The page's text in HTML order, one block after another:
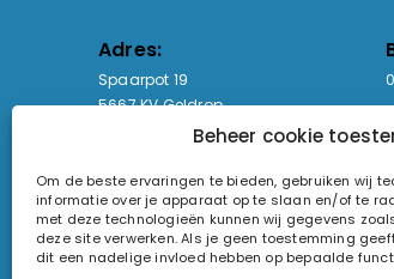
Beheer cookie
Om de beste ervaringen te bieden, gebruiken wij
informatie over je apparaat op te slaan en/of te
met deze technologieën kunnen wij gegevens
deze site verwerken. Als je geen toestemming
dit een nadelige invloed hebben op bepaalde
Adres:
Spaarpot 19
5667 KV Geldrop
sales@lightandsound.store
KvK-nummer: 60857196
Btw-nummer: NL854090368B01